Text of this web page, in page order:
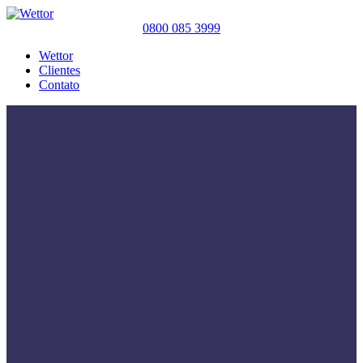
0800 085 3999
Wettor
Clientes
Contato